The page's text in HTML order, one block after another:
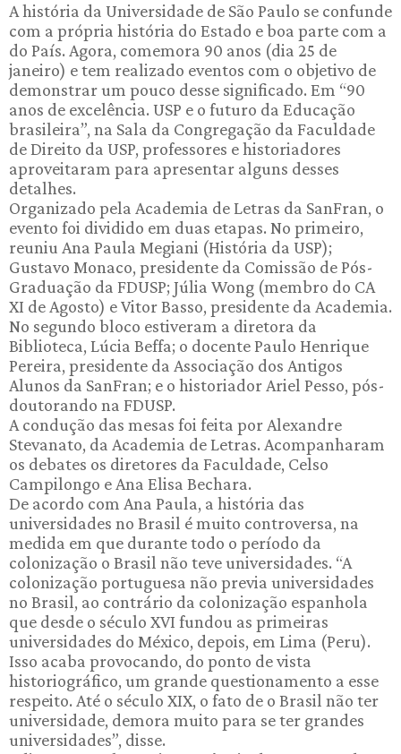
A história da Universidade de São Paulo se confunde
com a própria história do Estado e boa parte com a
do País. Agora, comemora 90 anos (dia 25 de
janeiro) e tem realizado eventos com o objetivo de
demonstrar um pouco desse significado. Em “90
anos de excelência. USP e o futuro da Educação
brasileira”, na Sala da Congregação da Faculdade
de Direito da USP, professores e historiadores
aproveitaram para apresentar alguns desses
detalhes.
Organizado pela Academia de Letras da SanFran, o
evento foi dividido em duas etapas. No primeiro,
reuniu Ana Paula Megiani (História da USP);
Gustavo Monaco, presidente da Comissão de Pós-
Graduação da FDUSP; Júlia Wong (membro do CA
XI de Agosto) e Vitor Basso, presidente da Academia.
No segundo bloco estiveram a diretora da
Biblioteca, Lúcia Beffa; o docente Paulo Henrique
Pereira, presidente da Associação dos Antigos
Alunos da SanFran; e o historiador Ariel Pesso, pós-
doutorando na FDUSP.
A condução das mesas foi feita por Alexandre
Stevanato, da Academia de Letras. Acompanharam
os debates os diretores da Faculdade, Celso
Campilongo e Ana Elisa Bechara.
De acordo com Ana Paula, a história das
universidades no Brasil é muito controversa, na
medida em que durante todo o período da
colonização o Brasil não teve universidades. “A
colonização portuguesa não previa universidades
no Brasil, ao contrário da colonização espanhola
que desde o século XVI fundou as primeiras
universidades do México, depois, em Lima (Peru).
Isso acaba provocando, do ponto de vista
historiográfico, um grande questionamento a esse
respeito. Até o século XIX, o fato de o Brasil não ter
universidade, demora muito para se ter grandes
universidades”, disse.